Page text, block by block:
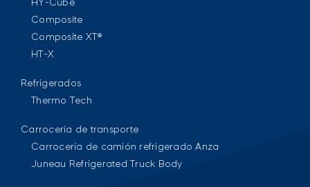
Composite
Composite XT®
HT-X
Refrigerados
Thermo Tech
Carrocería de transporte
Carrocería de camión refrigerado Anza
Juneau Refrigerated Truck Body